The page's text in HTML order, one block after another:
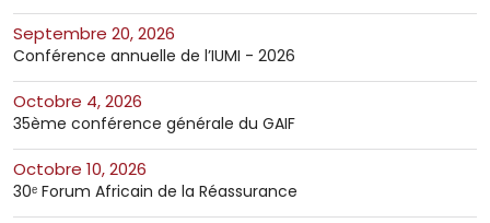
septembre 20, 2026
Conférence annuelle de l’IUMI - 2026
octobre 4, 2026
35ème conférence générale du GAIF
octobre 10, 2026
30ᵉ Forum Africain de la Réassurance